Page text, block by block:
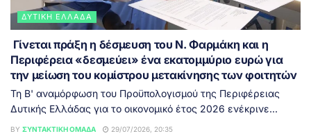
ΔΥΤΙΚΉ ΕΛΛΆΔΑ
Γίνεται πράξη η δέσμευση του Ν. Φαρμάκη και η
Περιφέρεια «δεσμεύει» ένα εκατομμύριο ευρώ για
την μείωση του κομίστρου μετακίνησης των φοιτητών
Τη Β' αναμόρφωση του Προϋπολογισμού της Περιφέρειας
Δυτικής Ελλάδας για το οικονομικό έτος 2026 ενέκρινε...
BY ΣΥΝΤΑΚΤΙΚΉ ΟΜΆΔΑ 29/07/2026, 20:35